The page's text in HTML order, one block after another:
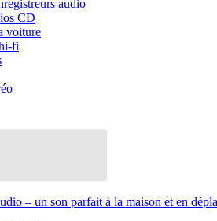
audio
CD
voiture
fi
– un son parfait à la maison et en